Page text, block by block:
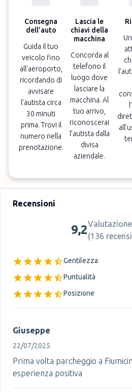
Consegna
dell’auto
Guida il tuo
veicolo fino
all'aeroporto,
ricordando di
avvisare
l’autista circa
30 minuti
prima. Trovi il
numero nella
prenotazione.
Lascia le
chiavi della
macchina
Concorda al
telefono il
luogo dove
lasciare la
macchina. Al
tuo arrivo,
riconoscerai
l’autista dalla
divisa
aziendale.
Recensioni
9,2(136
Gentilezza
Puntualità
Posizione
Giuseppe
22/07/2025
Prima volta parcheggio a
esperienza positiva